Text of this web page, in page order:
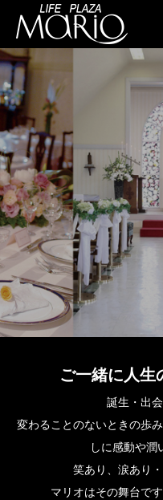
ご一緒に人生
誕生・出
変わることのないときの歩
しに感動や潤
笑あり、涙あり
マリオはその舞台で